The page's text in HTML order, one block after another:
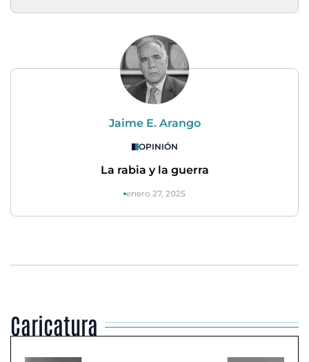
Jaime E. Arango
OPINIÓN
La rabia y la guerra
enero 27, 2025
Caricatura